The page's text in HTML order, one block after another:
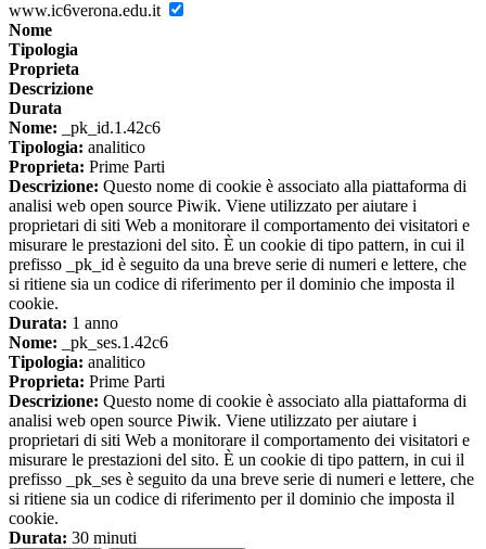
www.ic6verona.edu.it
Nome
Tipologia
Proprieta
Descrizione
Durata
Nome: _pk_id.1.42c6
Tipologia: analitico
Proprieta: Prime Parti
Descrizione: Questo nome di cookie è associato alla piattaforma di
analisi web open source Piwik. Viene utilizzato per aiutare i
proprietari di siti Web a monitorare il comportamento dei visitatori e
misurare le prestazioni del sito. È un cookie di tipo pattern, in cui il
prefisso _pk_id è seguito da una breve serie di numeri e lettere, che
si ritiene sia un codice di riferimento per il dominio che imposta il
cookie.
Durata: 1 anno
Nome: _pk_ses.1.42c6
Tipologia: analitico
Proprieta: Prime Parti
Descrizione: Questo nome di cookie è associato alla piattaforma di
analisi web open source Piwik. Viene utilizzato per aiutare i
proprietari di siti Web a monitorare il comportamento dei visitatori e
misurare le prestazioni del sito. È un cookie di tipo pattern, in cui il
prefisso _pk_ses è seguito da una breve serie di numeri e lettere, che
si ritiene sia un codice di riferimento per il dominio che imposta il
cookie.
Durata: 30 minuti